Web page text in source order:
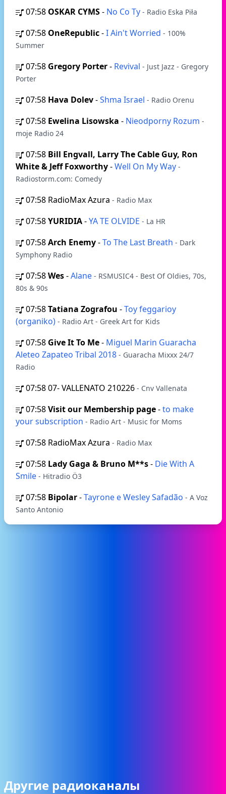
07:58 OSKAR CYMS- No Co Ty - Radio Eska Piła
07:58 OneRepublic-I Ain't Worried - 100%
Summer
07:58 Gregory Porter- Revival - Just Jazz - Gregory
Porter
07:58 Hava Dolev-Shma Israel - Radio Orenu
07:58 Ewelina Lisowska - Nieodporny Rozum -
moje Radio 24
07:58 Bill Engvall, Larry The Cable Guy, Ron
White & Jeff Foxworthy-Well On My Way -
Radiostorm.com: Comedy
07:58 RadioMax Azura - Radio Max
07:58YURIDIA-YA TE OLVIDE - La HR
07:58Arch Enemy-To The Last Breath - Dark
Symphony Radio
07:58Wes-Alane - RSMUSIC4 - Best Of Oldies, 70s,
80s & 90s
07:58Tatiana Zografou -Toy feggarioy
(organiko) - Radio Art - Greek Art for Kids
07:58 Give It To Me- Miguel Marin Guaracha
Aleteo Zapateo Tribal 2018 - Guaracha Mixxx 24/7
Radio
07:5807- VALLENATO 210226 - Cnv Vallenata
07:58Visit our Membership page-to make
your subscription - Radio Art - Music for Moms
07:58 RadioMax Azura - Radio Max
07:58 Lady Gaga & Bruno M**s- Die With A
Smile - Hitradio Ö3
07:58 Bipolar-Tayrone e Wesley Safadão - A Voz
Santo Antonio
Другие радиоканалы